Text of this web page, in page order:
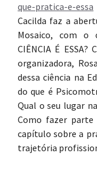
que-pratica-e-essa
Cacilda faz a
Mosaico, com o
CIÊNCIA É
organizadora,
dessa ciência na
do que é
Qual o seu lugar
Como fazer parte
capítulo sobre a
trajetória